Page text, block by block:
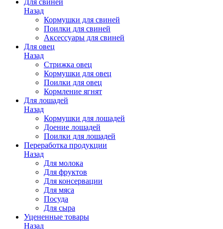
Для свиней
Назад
Кормушки для свиней
Поилки для свиней
Аксессуары для свиней
Для овец
Назад
Стрижка овец
Кормушки для овец
Поилки для овец
Кормление ягнят
Для лошадей
Назад
Кормушки для лошадей
Доение лошадей
Поилки для лошадей
Переработка продукции
Назад
Для молока
Для фруктов
Для консервации
Для мяса
Посуда
Для сыра
Уцененные товары
Назад